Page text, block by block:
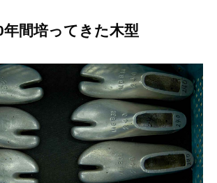
間培ってきた木型